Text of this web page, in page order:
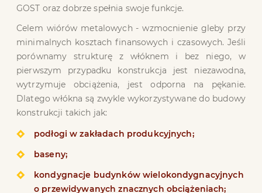
GOST oraz dobrze spełnia swoje funkcje.
Celem wiórów metalowych - wzmocnienie gleby przy
minimalnych kosztach finansowych i czasowych. Jeśli
porównamy strukturę z włóknem i bez niego, w
pierwszym przypadku konstrukcja jest niezawodna,
wytrzymuje obciążenia, jest odporna na pękanie.
Dlatego włókna są zwykle wykorzystywane do budowy
konstrukcji takich jak:
podłogi w zakładach produkcyjnych;
baseny;
kondygnacje budynków wielokondygnacyjnych
o przewidywanych znacznych obciążeniach;